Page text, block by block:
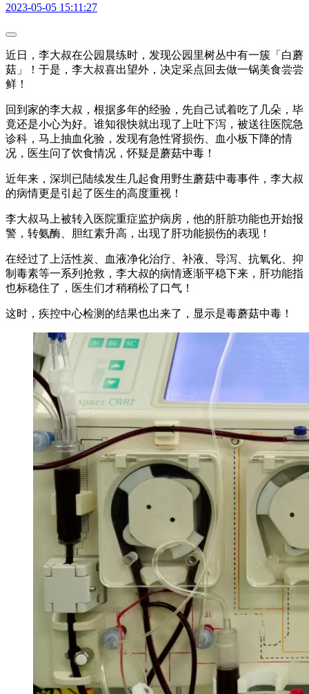
2023-05-05 15:11:27
近日，李大叔在公园晨练时，发现公园里树丛中有一簇「白蘑
菇」！于是，李大叔喜出望外，决定采点回去做一锅美食尝尝
鲜！
回到家的李大叔，根据多年的经验，先自己试着吃了几朵，毕
竟还是小心为好。谁知很快就出现了上吐下泻，被送往医院急
诊科，马上抽血化验，发现有急性肾损伤、血小板下降的情
况，医生问了饮食情况，怀疑是蘑菇中毒！
近年来，深圳已陆续发生几起食用野生蘑菇中毒事件，李大叔
的病情更是引起了医生的高度重视！
李大叔马上被转入医院重症监护病房，他的肝脏功能也开始报
警，转氨酶、胆红素升高，出现了肝功能损伤的表现！
在经过了上活性炭、血液净化治疗、补液、导泻、抗氧化、抑
制毒素等一系列抢救，李大叔的病情逐渐平稳下来，肝功能指
也标稳住了，医生们才稍稍松了口气！
这时，疾控中心检测的结果也出来了，显示是毒蘑菇中毒！